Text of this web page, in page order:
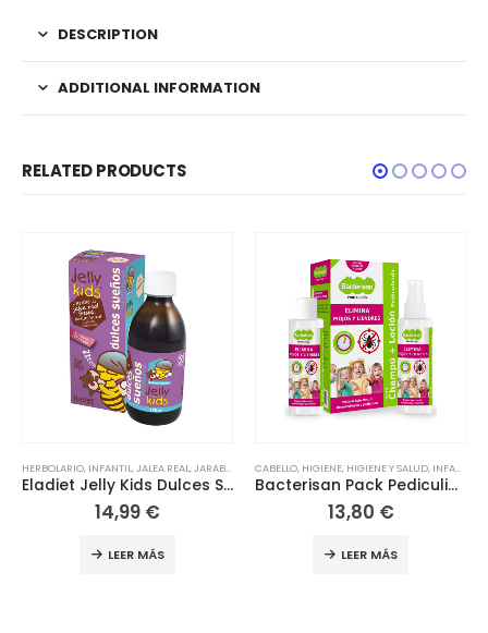
DESCRIPTION
ADDITIONAL INFORMATION
RELATED PRODUCTS
COSMÉTICA Y BELLEZA,HERBOLARIO,HIGIENE HIGIENE Y SALUD,INFANTIL
JARABES INFANTILES ,NUTRICIÓN,VITAMINAS
Eladiet Jelly Kids Dulces Sueños 250ml
CABELLO,HIGIENE,HIGIENE Y SALUD INFANTIL
Bacterisan Pack Pediculicida – Elimina piojos y liendres
13,80
LEER MÁS
ACEITES ESENCIALES,BOTIQUÍN,
10,99
LEER MÁS